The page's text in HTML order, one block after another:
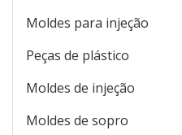
Moldes para injeção
Peças de plástico
Moldes de injeção
Moldes de sopro